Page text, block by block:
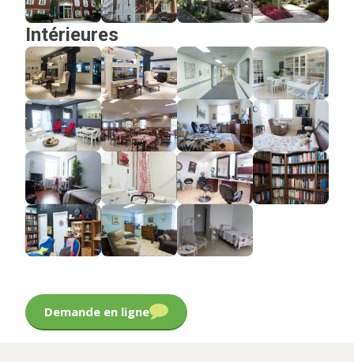
Intérieures
Demande en ligne